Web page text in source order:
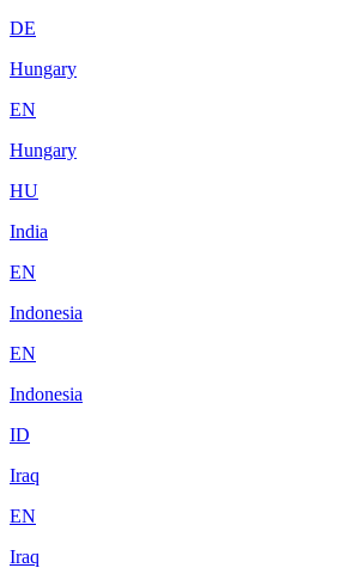
DE
Hungary
EN
Hungary
HU
India
EN
Indonesia
EN
Indonesia
ID
Iraq
EN
Iraq